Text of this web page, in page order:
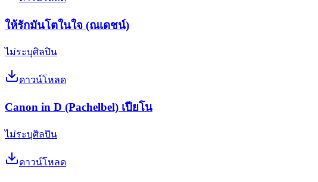
ให้รักมันโตในใจ (ณเดชน์)
ไม่ระบุศิลปิน
ดาวน์โหลด
Canon in D (Pachelbel) เปียโน
ไม่ระบุศิลปิน
ดาวน์โหลด